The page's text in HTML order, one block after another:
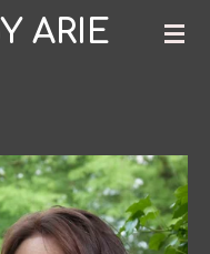
ARIE